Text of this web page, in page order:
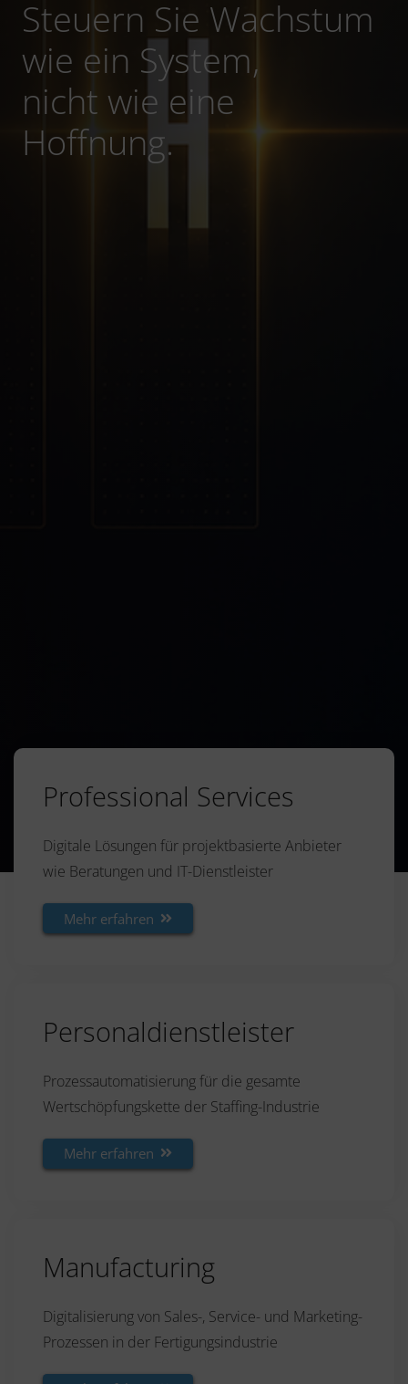
Steuern Sie Wachstum
wie ein System,
nicht wie eine
Hoffnung.
Professional Services
Digitale Lösungen für projektbasierte Anbieter
wie Beratungen und IT-Dienstleister
Mehr erfahren
Personaldienstleister
Prozessautomatisierung für die gesamte
Wertschöpfungskette der Staffing-Industrie
Mehr erfahren
Manufacturing
Digitalisierung von Sales-, Service- und Marketing-
Prozessen in der Fertigungsindustrie